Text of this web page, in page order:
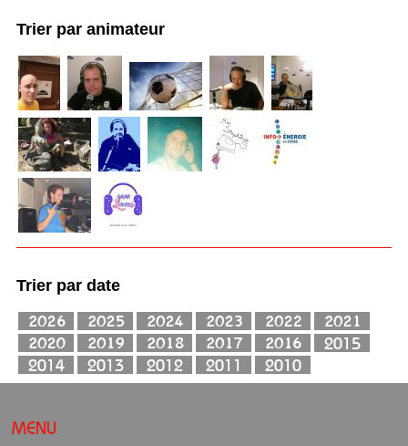
Trier par animateur
Trier par date
MENU